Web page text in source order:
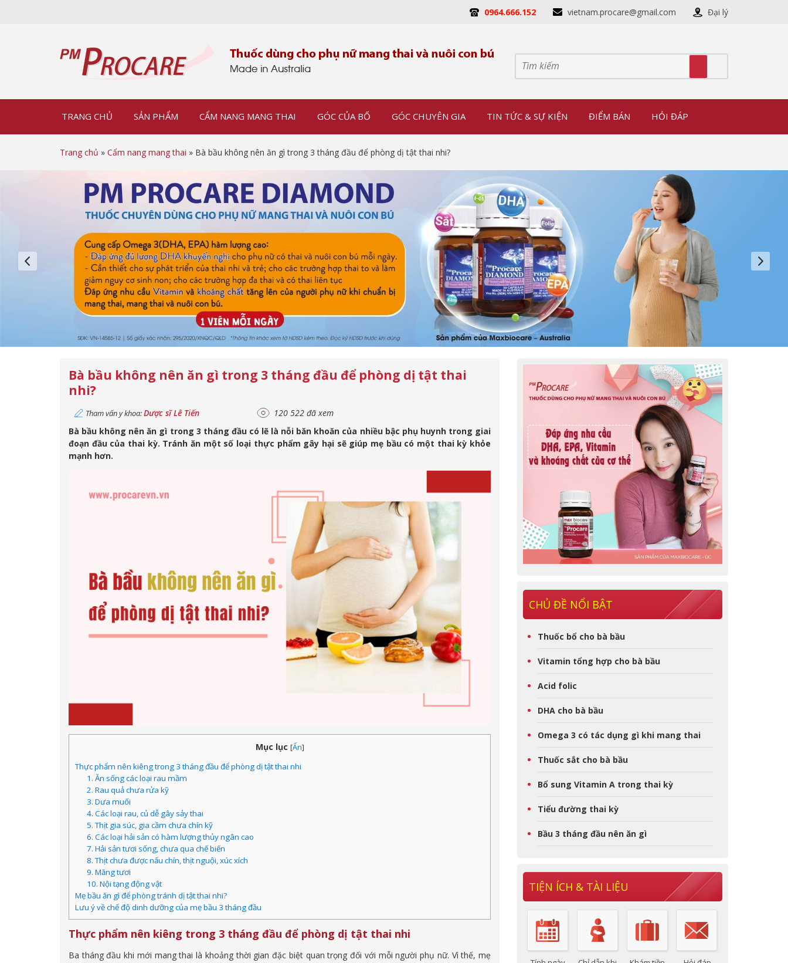
0964.666.152 vietnam.procare@gmail.com Đại lý
TRANG CHỦ SẢN PHẨM CẨM NANG MANG THAI GÓC CỦA BỐ GÓC CHUYÊN GIA TIN TỨC & SỰ KIỆN ĐIỂM BÁN HỎI ĐÁP
Trang chủ » Cẩm nang mang thai » Bà bầu không nên ăn gì trong 3 tháng đầu để phòng dị tật thai nhi?
Bà bầu không nên ăn gì trong 3 tháng đầu để phòng dị tật thai
nhi?
Tham vấn y khoa:Dược sĩ Lê Tiến
120 522 đã xem
Bà bầu không nên ăn gì trong 3 tháng đầu có lẽ là nỗi băn khoăn của nhiều bậc phụ huynh trong giai
đoạn đầu của thai kỳ. Tránh ăn một số loại thực phẩm gây hại sẽ giúp mẹ bầu có một thai kỳ khỏe
mạnh hơn.
Mục lục [Ẩn]
Thực phẩm nên kiêng trong 3 tháng đầu để phòng dị tật thai nhi
1. Ăn sống các loại rau mầm
2. Rau quả chưa rửa kỹ
3. Dưa muối
4. Các loại rau, củ dễ gây sảy thai
5. Thịt gia súc, gia cầm chưa chín kỹ
6. Các loại hải sản có hàm lượng thủy ngân cao
7. Hải sản tươi sống, chưa qua chế biến
8. Thịt chưa được nấu chín, thịt nguội, xúc xích
9. Măng tươi
10. Nội tạng động vật
Mẹ bầu ăn gì để phòng tránh dị tật thai nhi?
Lưu ý về chế độ dinh dưỡng của mẹ bầu 3 tháng đầu
Thực phẩm nên kiêng trong 3 tháng đầu để phòng dị tật thai nhi
Ba tháng đầu khi mới mang thai là khoảng thời gian đặc biệt quan trọng đối với mỗi người phụ nữ. Vì thế, mẹ
CHỦ ĐỀ NỔI BẬT
Thuốc bổ cho bà bầu
Vitamin tổng hợp cho bà bầu
Acid folic
DHA cho bà bầu
Omega 3 có tác dụng gì khi mang thai
Thuốc sắt cho bà bầu
Bổ sung Vitamin A trong thai kỳ
Tiểu đường thai kỳ
Bầu 3 tháng đầu nên ăn gì
TIỆN ÍCH & TÀI LIỆU